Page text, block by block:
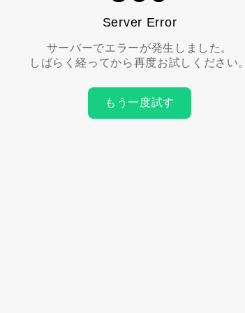
Server Error
サーバーでエラーが発生しました。
しばらく経ってから再度お試しください。
もう一度試す